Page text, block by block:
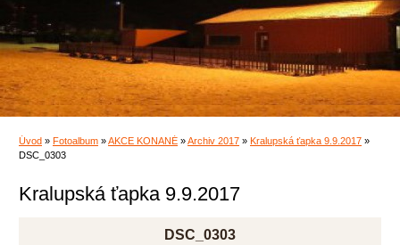
Úvod » Fotoalbum »AKCE KONANÉ »Archiv 2017 » Kralupská ťapka 9.9.2017 »
DSC_0303
Kralupská ťapka 9.9.2017
DSC_0303